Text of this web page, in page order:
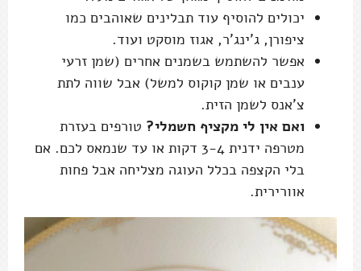
יכולים להוסיף עוד תבלינים שאוהבים כמו
ציפורן, ג'ינג'ר, אגוז מוסקט ועוד.
אפשר להשתמש בשמנים אחרים (שמן זרעי
ענבים או שמן קוקוס למשל) אבל שווה לתת
צ'אנס לשמן הזית.
ואם אין לי מקציף חשמלי? טורפים בעזרת
מטרפה ידנית 3-4 דקות או עד שנמאס לכם. אם
בלי הקצפה בכלל העוגה מצליחה אבל פחות
אוורירית.